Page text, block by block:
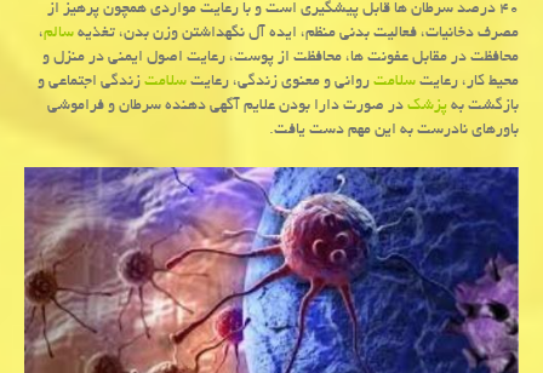
۴۰ درصد سرطان ها قابل پیشگیری است و با رعایت مواردی همچون پرهیز از
مصرف دخانیات، فعالیت بدنی منظم، ایده آل نگهداشتن وزن بدن، تغذیهسالم،
محافظت در مقابل عفونت ها، محافظت از پوست، رعایت اصول ایمنی در منزل و
محیط كار، رعایتسلامتروانی و معنوی زندگی، رعایتسلامتزندگی اجتماعی و
بازگشت بهپزشكدر صورت دارا بودن علایم آگهی دهنده سرطان و فراموشی
باورهای نادرست به این مهم دست یافت.